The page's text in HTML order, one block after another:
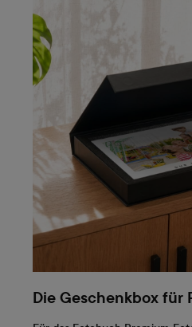
Die Geschenkbox für